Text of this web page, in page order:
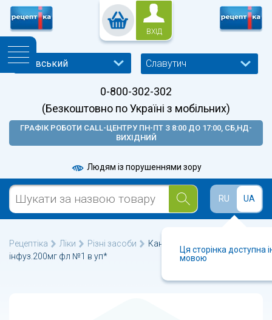
ВХІД
Славутич
0-800-302-302
(Безкоштовно по Україні з мобільних)
ГРАФІК РОБОТИ CALL-ЦЕНТРУ ПН-ПТ З 8:00 ДО 17:00, СБ,НД-
ВИХІДНИЙ
Людям із порушеннями зору
RU UA
Ця сторінка доступна
мовою
Рецептіка Ліки Різні засоби
Кандивор ліофл.д/р-ра д/
інфуз.200мг фл №1 в уп*